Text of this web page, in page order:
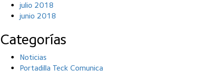
julio 2018
junio 2018
Categorías
Noticias
Portadilla Teck Comunica